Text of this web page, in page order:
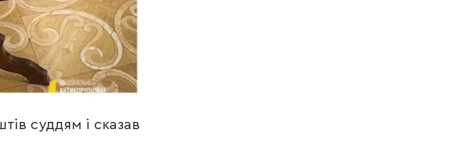
суддям і сказав